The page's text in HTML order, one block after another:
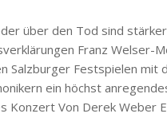
über den Tod sind
Franz Welser-
Salzburger Festspielen mit
ein höchst
Konzert Von Derek Weber